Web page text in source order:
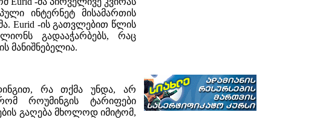
ინტერნეტ მისამართის
Eurid -ის გათვლებით წლის
გადააჭარბებს, რაც
მანიშნებელია.
რა თქმა უნდა, არ
როუმინგის ტარიფები
გაღება მხოლოდ იმიტომ,